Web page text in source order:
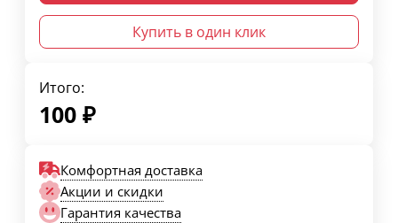
Купить в один клик
Итого:
100 ₽
Комфортная доставка
Акции и скидки
Гарантия качества